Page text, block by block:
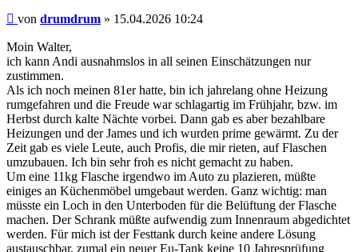
Beitrag
von drumdrum » 15.04.2026 10:24
Moin Walter,
ich kann Andi ausnahmslos in all seinen Einschätzungen nur
zustimmen.
Als ich noch meinen 81er hatte, bin ich jahrelang ohne Heizung
rumgefahren und die Freude war schlagartig im Frühjahr, bzw. im
Herbst durch kalte Nächte vorbei. Dann gab es aber bezahlbare
Heizungen und der James und ich wurden prime gewärmt. Zu der
Zeit gab es viele Leute, auch Profis, die mir rieten, auf Flaschen
umzubauen. Ich bin sehr froh es nicht gemacht zu haben.
Um eine 11kg Flasche irgendwo im Auto zu plazieren, müßte
einiges an Küchenmöbel umgebaut werden. Ganz wichtig: man
müsste ein Loch in den Unterboden für die Belüftung der Flasche
machen. Der Schrank müßte aufwendig zum Innenraum abgedichtet
werden. Für mich ist der Festtank durch keine andere Lösung
austauschbar, zumal ein neuer Eu-Tank keine 10 Jahresprüfung